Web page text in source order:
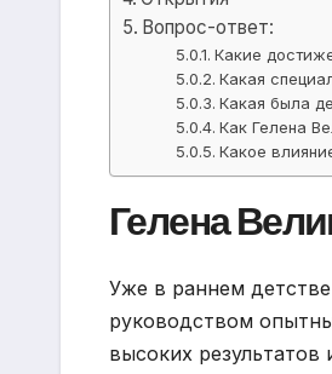
Вопрос-ответ:
Какие
Какая
Какая была
Как Гелена
Какое
Гелена
Уже в раннем детстве
руководством
высоких